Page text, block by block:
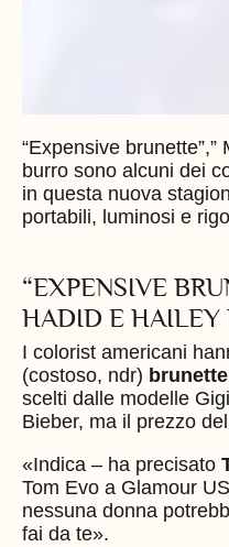
“Expensive
burro sono alcuni dei
in questa nuova
portabili, luminosi e
“EXPENSIVE
HADID E HAILEY
I colorist americani
(costoso, ndr)
scelti dalle modelle
Bieber, ma il prezzo
«Indica – ha precisato
Tom Evo a Glamour
nessuna donna
fai da te».